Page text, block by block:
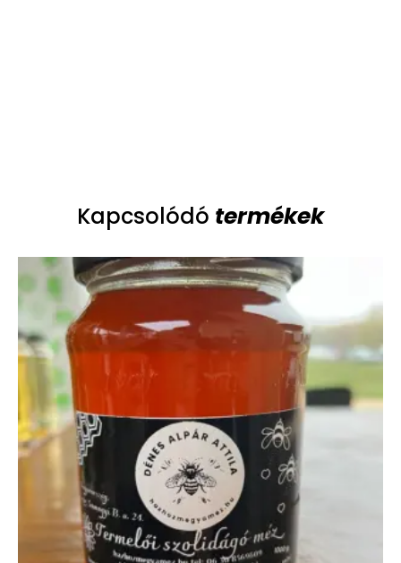
Kapcsolódó termékek